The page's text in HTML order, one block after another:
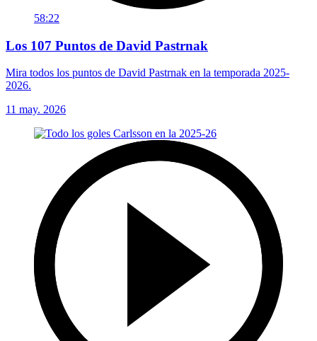
58:22
Los 107 Puntos de David Pastrnak
Mira todos los puntos de David Pastrnak en la temporada 2025-
2026.
11 may. 2026